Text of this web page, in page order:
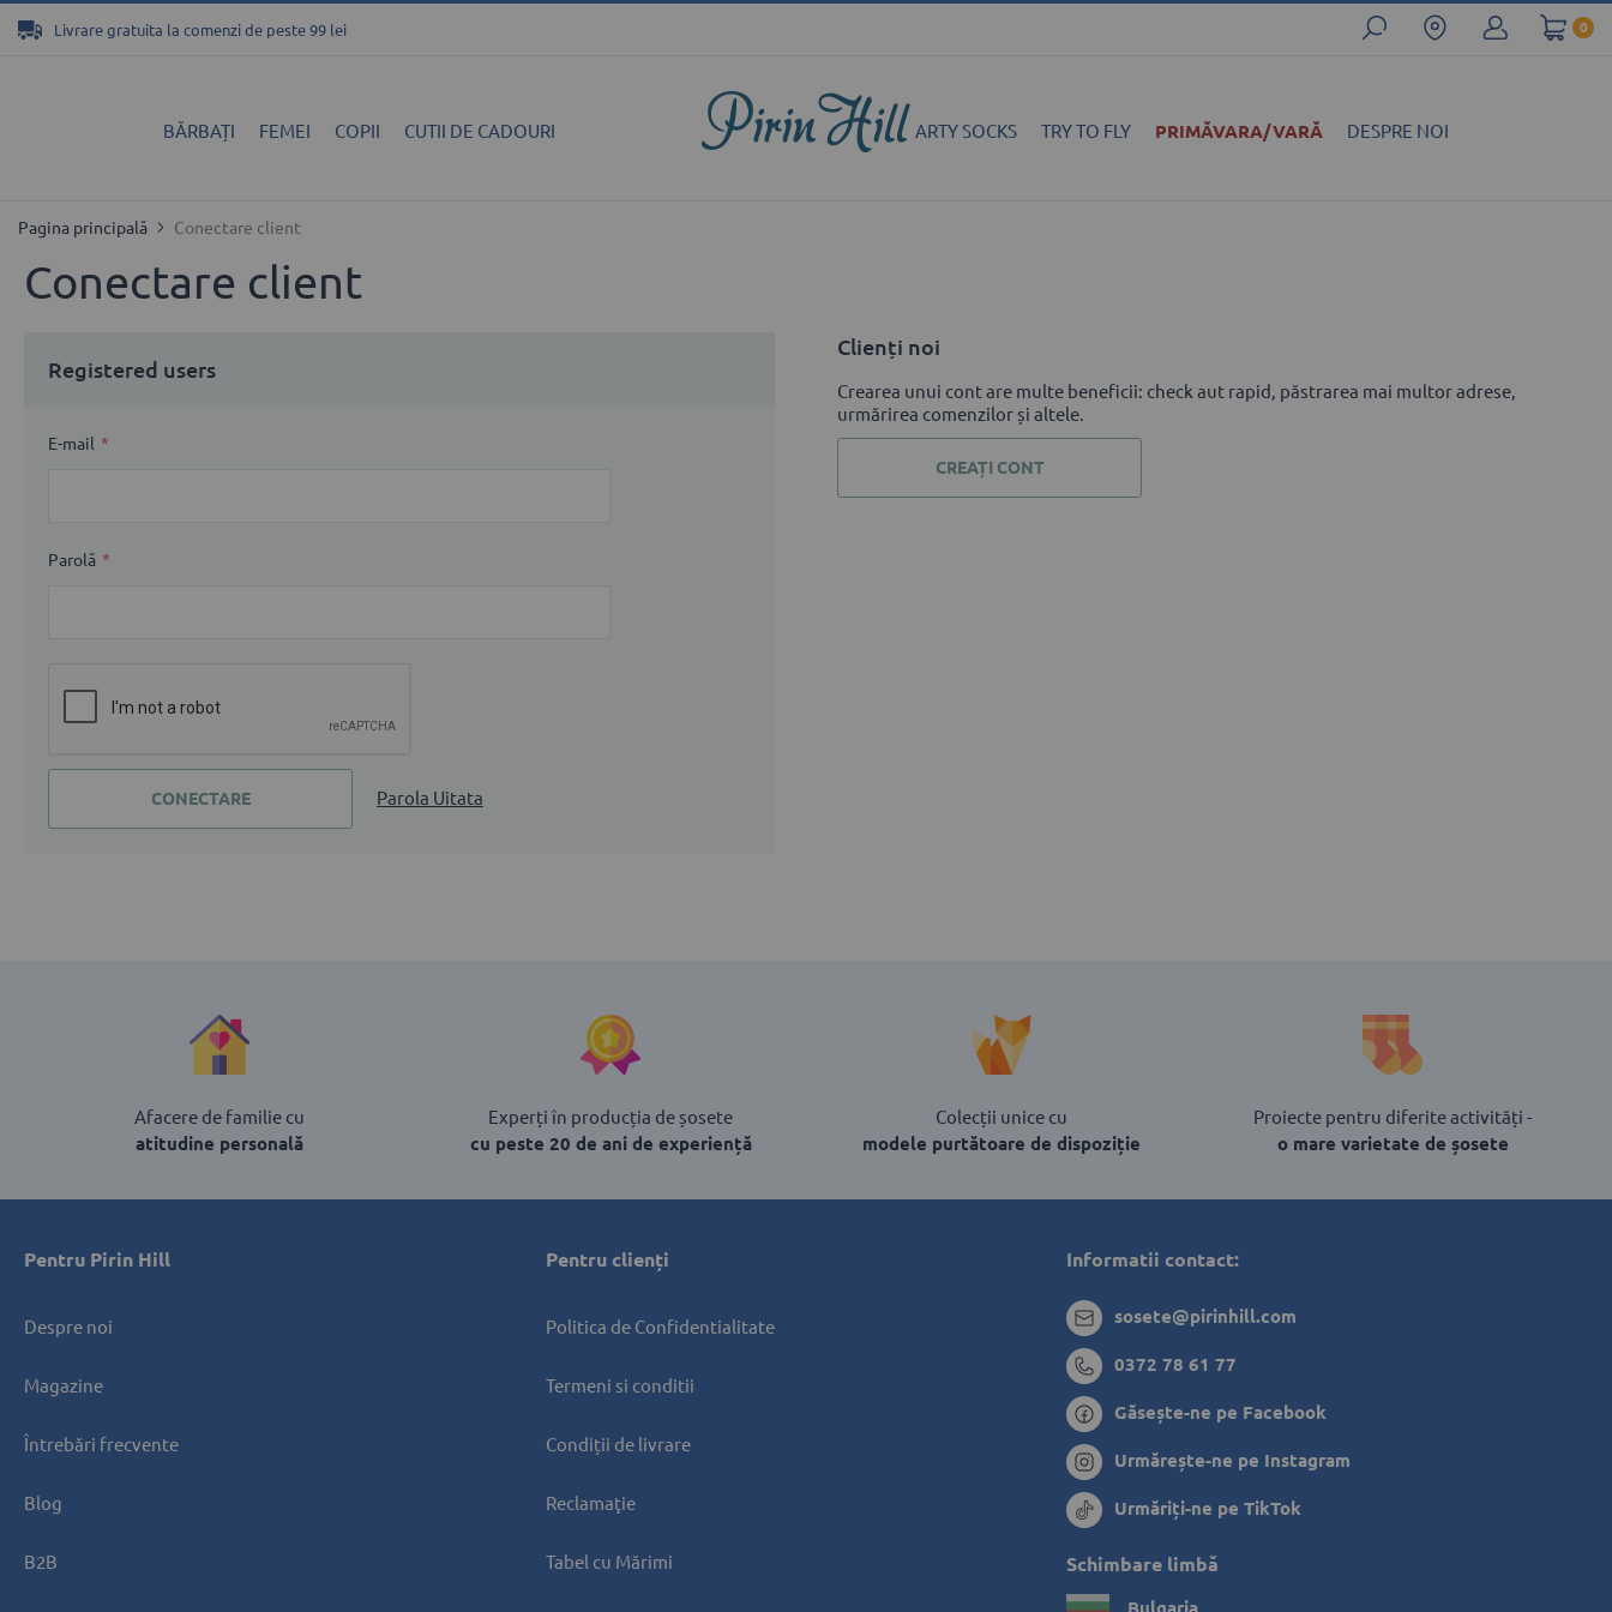
0
Livrare gratuita la comenzi de peste 99 leila
BĂRBAȚI FEMEI COPII CUTII DE CADOURI ARTY SOCKS TRY TO FLY PRIMĂVARA/VARĂ DESPRE NOI
Pagina principală Conectare client
Conectare client
Registered users
E-mail
Parolă
CONECTARE Parola Uitata
Clienți noi
Crearea unui cont are multe beneficii: check aut rapid, păstrarea mai multor adrese,
urmărirea comenzilor și altele.
CREAȚI CONT
Afacere de familie cu
atitudine personală
Experți în producția de șosete
cu peste 20 de ani de experiență
Colecții unice cu
modele purtătoare de dispoziție
Proiecte pentru diferite activități -
o mare varietate de șosete
Pentru Pirin Hill
Despre noi
Magazine
Întrebări frecvente
Blog
B2B
Pentru clienți
Politica de Confidentialitate
Termeni si conditii
Condiții de livrare
Reclamaţie
Tabel cu Mărimi
Informatii contact:
sosete@pirinhill.com
0372 78 61 77
Găsește-ne pe Facebook
Urmărește-ne pe Instagram
Urmăriți-ne pe TikTok
Schimbare limbă
Bulgaria